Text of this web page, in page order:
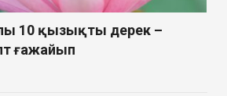
10 қызықты дерек –
ғажайып